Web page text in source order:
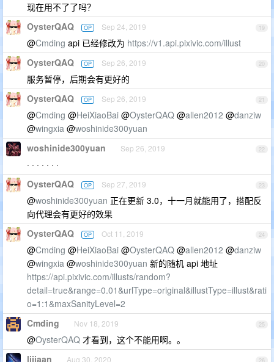
现在用不了了吗？
19
OysterQAQ OP Sep 24, 2019
@Cmding api 已经修改为 https://v1.api.pixivic.com/illust
20
OysterQAQ OP Sep 26, 2019
服务暂停，后期会有更好的
21
OysterQAQ OP Sep 26, 2019
@Cmding @HeiXiaoBai @OysterQAQ @allen2012 @danziw
@wingxia @woshinide300yuan
22
woshinide300yuan Sep 26, 2019
· · · · · · ·
23
OysterQAQ OP Sep 27, 2019
@woshinide300yuan 正在更新 3.0，十一月就能用了，搭配反
向代理会有更好的效果
24
OysterQAQ OP Oct 11, 2019
@Cmding @HeiXiaoBai @OysterQAQ @allen2012 @danziw
@wingxia @woshinide300yuan 新的随机 api 地址
https://api.pixivic.com/illusts/random?
detail=true&range=0.01&urlType=original&illustType=illust&rati
o=1:1&maxSanityLevel=2
25
Cmding Nov 18, 2019
@OysterQAQ 才看到，这个不能用啊。。
lijiaan Aug 30, 2020